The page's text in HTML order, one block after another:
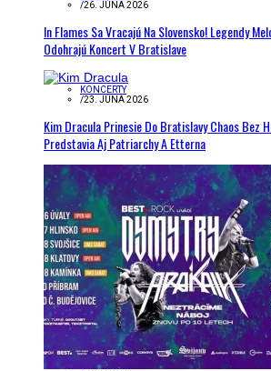
/26. JÚNA 2026
In Flames Sa Vracajú Na Slovensko! Legendy
Odohrajú Koncert V Bratislave
KONCERTY
/23. JÚNA 2026
Kim Dracula Prinesie Do Bratislavy Chaos Bez
Predstavia Aj Patriarchy A Etterna